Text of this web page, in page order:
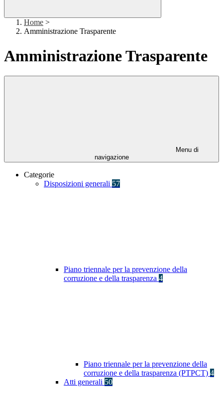
Home >
Amministrazione Trasparente
Amministrazione Trasparente
Menu di
navigazione
Categorie
Disposizioni generali 57
Piano triennale per la prevenzione della
corruzione e della trasparenza 4
Piano triennale per la prevenzione della
corruzione e della trasparenza (PTPCT) 4
Atti generali 50